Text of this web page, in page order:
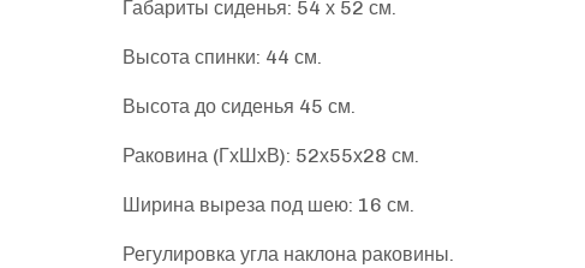
Габариты сиденья: 54 х 52 см.
Высота спинки: 44 см.
Высота до сиденья 45 см.
Раковина (ГхШхВ): 52х55х28 см.
Ширина выреза под шею: 16 см.
Регулировка угла наклона раковины.